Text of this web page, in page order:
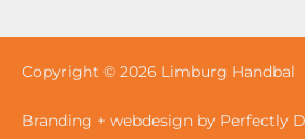
Copyright © 2026 Limburg Handbal
Branding + webdesign by Perfectly